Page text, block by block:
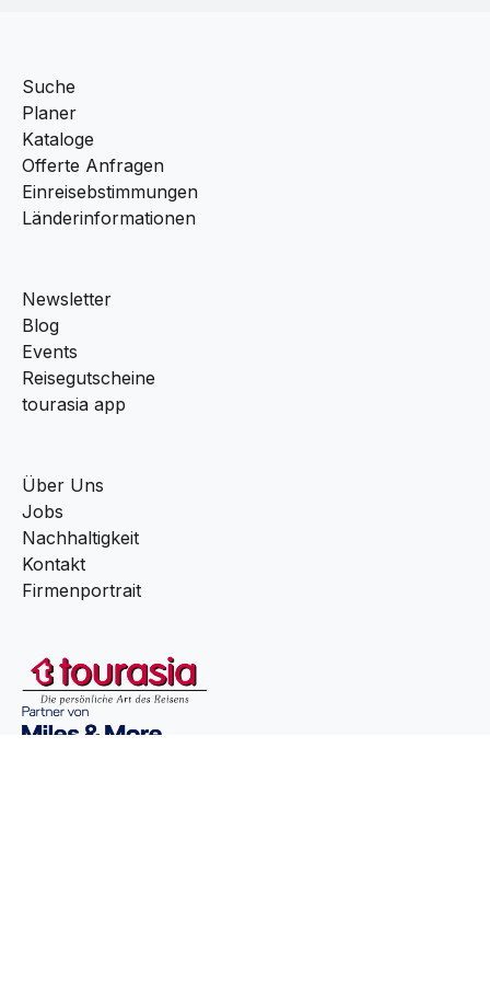
Suche
Planer
Kataloge
Offerte Anfragen
Einreisebstimmungen
Länderinformationen
Newsletter
Blog
Events
Reisegutscheine
tourasia app
Über Uns
Jobs
Nachhaltigkeit
Kontakt
Firmenportrait